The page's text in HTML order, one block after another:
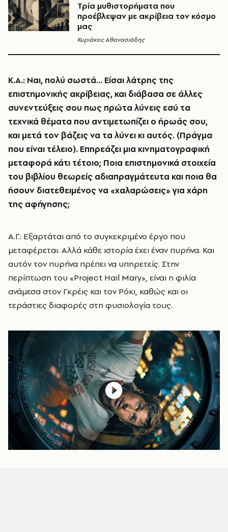
Τρία μυθιστορήματα που
προέβλεψαν με ακρίβεια τον κόσμο
μας
Κυριάκος Αθανασιάδης
Κ.Α.: Ναι, πολύ σωστά… Είσαι λάτρης της
επιστημονικής ακρίβειας, και διάβασα σε άλλες
συνεντεύξεις σου πως πρώτα λύνεις εσύ τα
τεχνικά θέματα που αντιμετωπίζει ο ήρωάς σου,
και μετά τον βάζεις να τα λύνει κι αυτός. (Πράγμα
που είναι τέλειο). Επηρεάζει μια κινηματογραφική
μεταφορά κάτι τέτοιο; Ποια επιστημονικά στοιχεία
του βιβλίου θεωρείς αδιαπραγμάτευτα και ποια θα
ήσουν διατεθειμένος να «χαλαρώσεις» για χάρη
της αφήγησης;
Α.Γ.: Εξαρτάται από το συγκεκριμένο έργο που
μεταφέρεται. Αλλά κάθε ιστορία έχει έναν πυρήνα. Και
αυτόν τον πυρήνα πρέπει να υπηρετείς. Στην
περίπτωση του «Project Hail Mary», είναι η φιλία
ανάμεσα στον Γκρέις και τον Ρόκι, καθώς και οι
τεράστιες διαφορές στη φυσιολογία τους.